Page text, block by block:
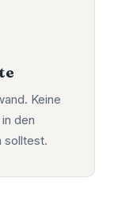
Keine
den
solltest.